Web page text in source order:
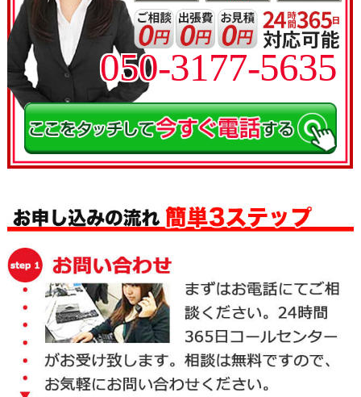
050-3177-5635